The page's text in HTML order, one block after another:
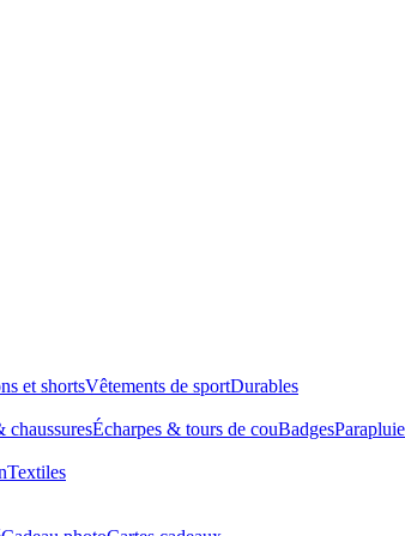
et shortsVêtements de sportDurables
chaussuresÉcharpes & tours de couBadges
Textiles